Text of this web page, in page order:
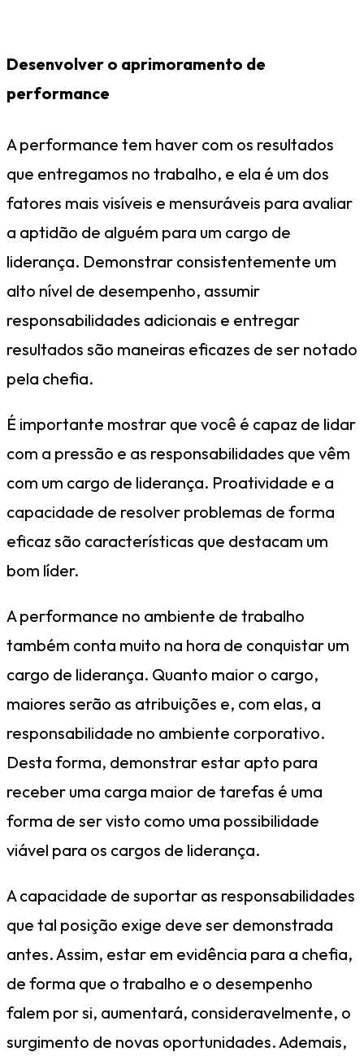
Desenvolver o aprimoramento de
performance
A performance tem haver com os resultados
que entregamos no trabalho, e ela é um dos
fatores mais visíveis e mensuráveis para avaliar
a aptidão de alguém para um cargo de
liderança. Demonstrar consistentemente um
alto nível de desempenho, assumir
responsabilidades adicionais e entregar
resultados são maneiras eficazes de ser notado
pela chefia.
É importante mostrar que você é capaz de lidar
com a pressão e as responsabilidades que vêm
com um cargo de liderança. Proatividade e a
capacidade de resolver problemas de forma
eficaz são características que destacam um
bom líder.
A performance no ambiente de trabalho
também conta muito na hora de conquistar um
cargo de liderança. Quanto maior o cargo,
maiores serão as atribuições e, com elas, a
responsabilidade no ambiente corporativo.
Desta forma, demonstrar estar apto para
receber uma carga maior de tarefas é uma
forma de ser visto como uma possibilidade
viável para os cargos de liderança.
A capacidade de suportar as responsabilidades
que tal posição exige deve ser demonstrada
antes. Assim, estar em evidência para a chefia,
de forma que o trabalho e o desempenho
falem por si, aumentará, consideravelmente, o
surgimento de novas oportunidades. Ademais,